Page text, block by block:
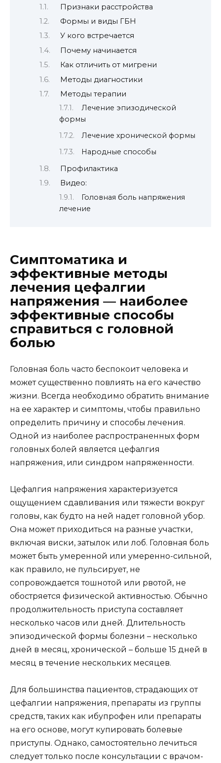
Признаки расстройства
Формы и виды ГБН
У кого встречается
Почему начинается
Как отличить от мигрени
Методы диагностики
Методы терапии
Лечение эпизодической
формы
Лечение хронической формы
Народные способы
Профилактика
Видео:
Головная боль напряжения
лечение
Симптоматика и
эффективные методы
лечения цефалгии
напряжения — наиболее
эффективные способы
справиться с головной
болью
Головная боль часто беспокоит человека и
может существенно повлиять на его качество
жизни. Всегда необходимо обратить внимание
на ее характер и симптомы, чтобы правильно
определить причину и способы лечения.
Одной из наиболее распространенных форм
головных болей является цефалгия
напряжения, или синдром напряженности.
Цефалгия напряжения характеризуется
ощущением сдавливания или тяжести вокруг
головы, как будто на ней надет головной убор.
Она может приходиться на разные участки,
включая виски, затылок или лоб. Головная боль
может быть умеренной или умеренно-сильной,
как правило, не пульсирует, не
сопровождается тошнотой или рвотой, не
обостряется физической активностью. Обычно
продолжительность приступа составляет
несколько часов или дней. Длительность
эпизодической формы болезни – несколько
дней в месяц, хронической – больше 15 дней в
месяц в течение нескольких месяцев.
Для большинства пациентов, страдающих от
цефалгии напряжения, препараты из группы
средств, таких как ибупрофен или препараты
на его основе, могут купировать болевые
приступы. Однако, самостоятельно лечиться
следует только после консультации с врачом-